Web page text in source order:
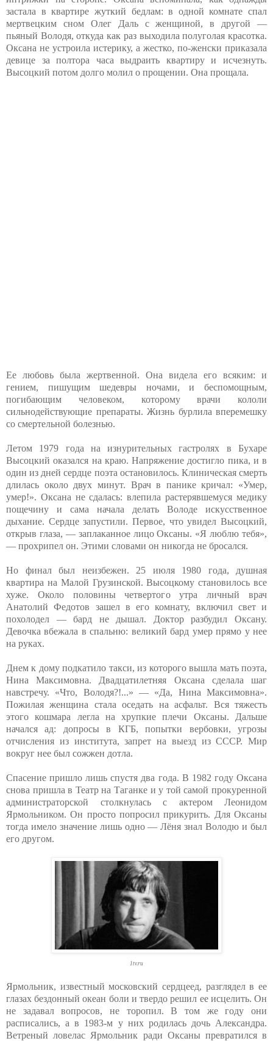
застала в квартире жуткий бедлам: в одной комнате спал
мертвецким сном Олег Даль с женщиной, в другой —
пьяный Володя, откуда как раз выходила полуголая красотка.
Оксана не устроила истерику, а жестко, по-женски приказала
девице за полтора часа выдраить квартиру и исчезнуть.
Высоцкий потом долго молил о прощении. Она прощала.
Ее любовь была жертвенной. Она видела его всяким: и
гением, пишущим шедевры ночами, и беспомощным,
погибающим человеком, которому врачи кололи
сильнодействующие препараты. Жизнь бурлила вперемешку
со смертельной болезнью.
Летом 1979 года на изнурительных гастролях в Бухаре
Высоцкий оказался на краю. Напряжение достигло пика, и в
один из дней сердце поэта остановилось. Клиническая смерть
длилась около двух минут. Врач в панике кричал: «Умер,
умер!». Оксана не сдалась: влепила растерявшемуся медику
пощечину и сама начала делать Володе искусственное
дыхание. Сердце запустили. Первое, что увидел Высоцкий,
открыв глаза, — заплаканное лицо Оксаны. «Я люблю тебя»,
— прохрипел он. Этими словами он никогда не бросался.
Но финал был неизбежен. 25 июля 1980 года, душная
квартира на Малой Грузинской. Высоцкому становилось все
хуже. Около половины четвертого утра личный врач
Анатолий Федотов зашел в его комнату, включил свет и
похолодел — бард не дышал. Доктор разбудил Оксану.
Девочка вбежала в спальню: великий бард умер прямо у нее
на руках.
Днем к дому подкатило такси, из которого вышла мать поэта,
Нина Максимовна. Двадцатилетняя Оксана сделала шаг
навстречу. «Что, Володя?!...» — «Да, Нина Максимовна».
Пожилая женщина стала оседать на асфальт. Вся тяжесть
этого кошмара легла на хрупкие плечи Оксаны. Дальше
начался ад: допросы в КГБ, попытки вербовки, угрозы
отчисления из института, запрет на выезд из СССР. Мир
вокруг нее был сожжен дотла.
Спасение пришло лишь спустя два года. В 1982 году Оксана
снова пришла в Театр на Таганке и у той самой прокуренной
администраторской столкнулась с актером Леонидом
Ярмольником. Он просто попросил прикурить. Для Оксаны
тогда имело значение лишь одно — Лёня знал Володю и был
его другом.
1tv.ru
Ярмольник, известный московский сердцеед, разглядел в ее
глазах бездонный океан боли и твердо решил ее исцелить. Он
не задавал вопросов, не торопил. В том же году они
расписались, а в 1983-м у них родилась дочь Александра.
Ветреный ловелас Ярмольник ради Оксаны превратился в